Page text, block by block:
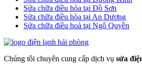
Sửa chữa điều hòa tại Đồ Sơn
Sửa chữa điều hòa tại An Dương
Sửa chữa điều hoà tại Ngô Quyền
Chúng tôi chuyên cung cấp dịch vụ sửa